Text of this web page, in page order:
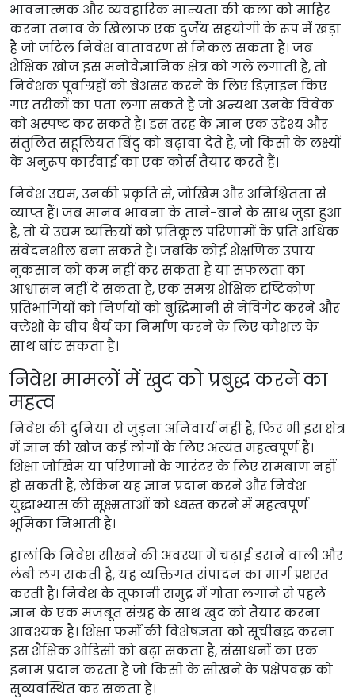
भावनात्मक और व्यवहारिक मान्यता की कला को माहिर
करना तनाव के खिलाफ एक दुर्जेय सहयोगी के रूप में खड़ा
है जो जटिल निवेश वातावरण से निकल सकता है। जब
शैक्षिक खोज इस मनोवैज्ञानिक क्षेत्र को गले लगाती है, तो
निवेशक पूर्वाग्रहों को बेअसर करने के लिए डिज़ाइन किए
गए तरीकों का पता लगा सकते हैं जो अन्यथा उनके विवेक
को अस्पष्ट कर सकते हैं। इस तरह के ज्ञान एक उद्देश्य और
संतुलित सहूलियत बिंदु को बढ़ावा देते हैं, जो किसी के लक्ष्यों
के अनुरूप कार्रवाई का एक कोर्स तैयार करते हैं।
निवेश उद्यम, उनकी प्रकृति से, जोखिम और अनिश्चितता से
व्याप्त हैं। जब मानव भावना के ताने-बाने के साथ जुड़ा हुआ
है, तो ये उद्यम व्यक्तियों को प्रतिकूल परिणामों के प्रति अधिक
संवेदनशील बना सकते हैं। जबकि कोई शैक्षणिक उपाय
नुकसान को कम नहीं कर सकता है या सफलता का
आश्वासन नहीं दे सकता है, एक समग्र शैक्षिक दृष्टिकोण
प्रतिभागियों को निर्णयों को बुद्धिमानी से नेविगेट करने और
क्लेशों के बीच धैर्य का निर्माण करने के लिए कौशल के
साथ बांट सकता है।
निवेश मामलों में खुद को प्रबुद्ध करने का
महत्व
निवेश की दुनिया से जुड़ना अनिवार्य नहीं है, फिर भी इस क्षेत्र
में ज्ञान की खोज कई लोगों के लिए अत्यंत महत्वपूर्ण है।
शिक्षा जोखिम या परिणामों के गारंटर के लिए रामबाण नहीं
हो सकती है, लेकिन यह ज्ञान प्रदान करने और निवेश
युद्धाभ्यास की सूक्ष्मताओं को ध्वस्त करने में महत्वपूर्ण
भूमिका निभाती है।
हालांकि निवेश सीखने की अवस्था में चढ़ाई डराने वाली और
लंबी लग सकती है, यह व्यक्तिगत संपादन का मार्ग प्रशस्त
करती है। निवेश के तूफानी समुद्र में गोता लगाने से पहले
ज्ञान के एक मजबूत संग्रह के साथ खुद को तैयार करना
आवश्यक है। शिक्षा फर्मों की विशेषज्ञता को सूचीबद्ध करना
इस शैक्षिक ओडिसी को बढ़ा सकता है, संसाधनों का एक
इनाम प्रदान करता है जो किसी के सीखने के प्रक्षेपवक्र को
सुव्यवस्थित कर सकता है।